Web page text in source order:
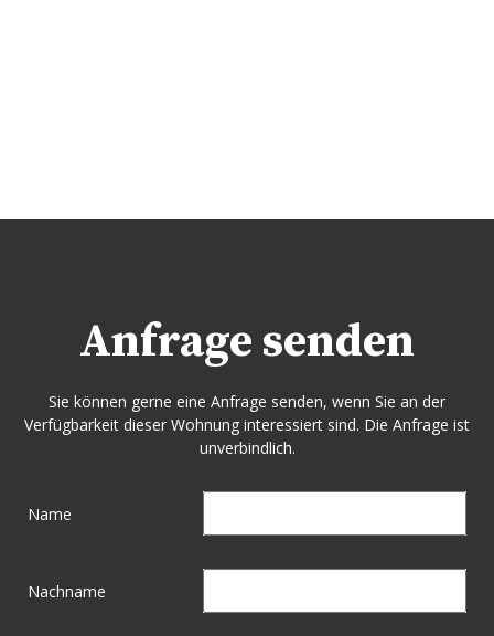
Anfrage senden
Sie können gerne eine Anfrage senden, wenn Sie an der
Verfügbarkeit dieser Wohnung interessiert sind. Die Anfrage ist
unverbindlich.
Name
Nachname